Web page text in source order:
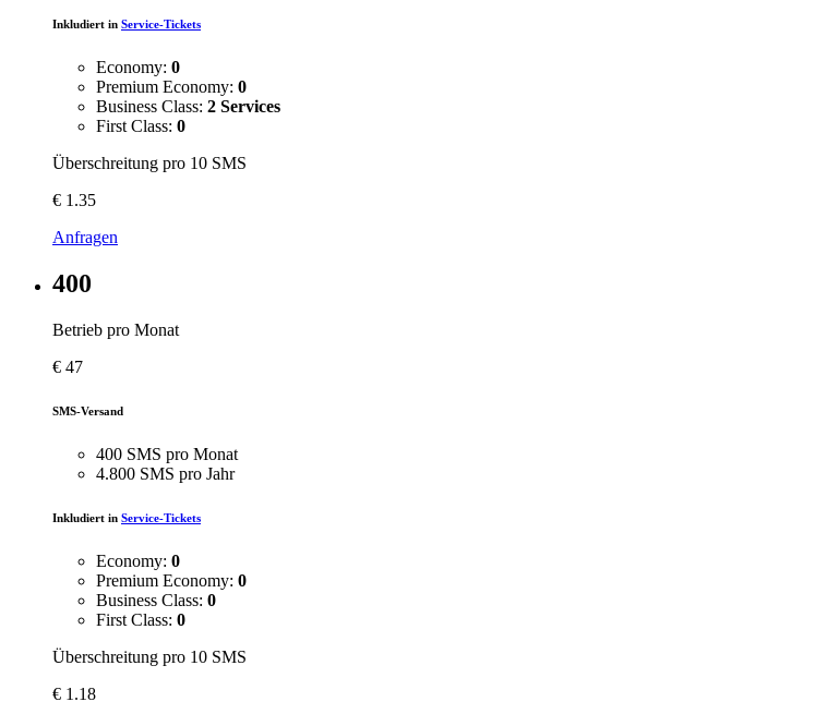
Inkludiert in Service-Tickets
Economy: 0
Premium Economy: 0
Business Class: 2 Services
First Class: 0
Überschreitung pro 10 SMS
€ 1.35
Anfragen
400
Betrieb pro Monat
€ 47
SMS-Versand
400 SMS pro Monat
4.800 SMS pro Jahr
Inkludiert in Service-Tickets
Economy: 0
Premium Economy: 0
Business Class: 0
First Class: 0
Überschreitung pro 10 SMS
€ 1.18